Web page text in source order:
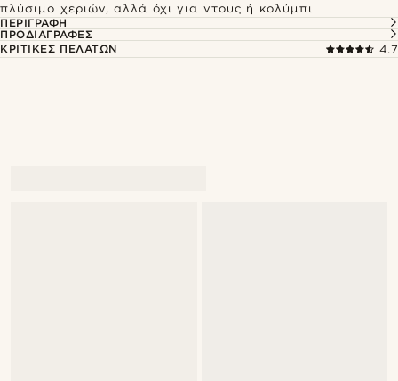
πλύσιμο χεριών, αλλά όχι για ντους ή κολύμπι
ΠΕΡΙΓΡΑΦΉ
ΠΡΟΔΙΑΓΡΑΦΈΣ
ΚΡΙΤΙΚΈΣ ΠΕΛΑΤΏΝ
4.7